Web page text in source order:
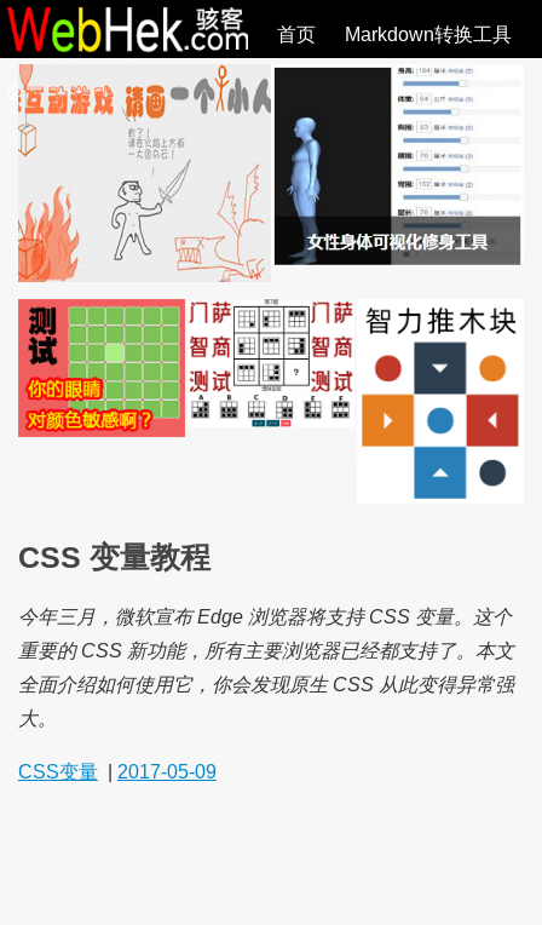
首页 Markdown转换工具
必观作品 SVG教程 SVG手册 全部文章
CSS 变量教程
今年三月，微软宣布 Edge 浏览器将支持 CSS 变量。这个
重要的 CSS 新功能，所有主要浏览器已经都支持了。本文
全面介绍如何使用它，你会发现原生 CSS 从此变得异常强
大。
CSS变量 2017-05-09